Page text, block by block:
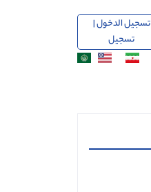
تسجيل الدخول |
تسجيل